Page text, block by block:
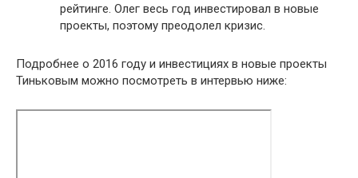
рейтинге. Олег весь год инвестировал в новые
проекты, поэтому преодолел кризис.
Подробнее о 2016 году и инвестициях в новые проекты
Тиньковым можно посмотреть в интервью ниже: